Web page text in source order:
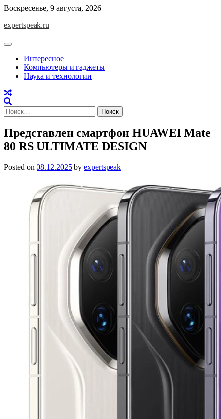
Skip
content
Воскресенье, 9 августа, 2026
expertspeak.ru
Интересное
Компьютеры и гаджеты
Наука и технологии
Найти:
Представлен смартфон HUAWEI Mate
80 RS ULTIMATE DESIGN
Posted on 08.12.2025 by expertspeak